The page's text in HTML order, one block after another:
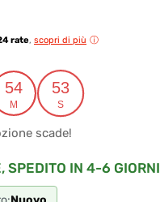
originale
era:
€658.00.
attuale
è:
€618.52.
rate, scopri di più
54
M
52
S
scade!
SPEDITO IN 4-6 GIORNI